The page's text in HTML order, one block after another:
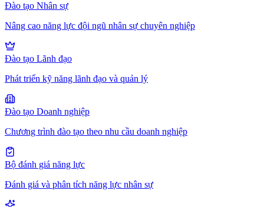
Đào tạo Nhân sự
Nâng cao năng lực đội ngũ nhân sự chuyên nghiệp
Đào tạo Lãnh đạo
Phát triển kỹ năng lãnh đạo và quản lý
Đào tạo Doanh nghiệp
Chương trình đào tạo theo nhu cầu doanh nghiệp
Bộ đánh giá năng lực
Đánh giá và phân tích năng lực nhân sự